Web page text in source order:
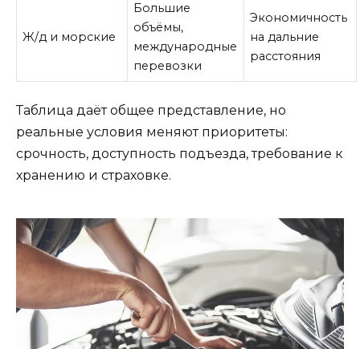
Ж/д и морские
Большие
объёмы,
международные
перевозки
Экономичность
на дальние
расстояния
Таблица даёт общее представление, но
реальные условия меняют приоритеты:
срочность, доступность подъезда, требование к
хранению и страховке.